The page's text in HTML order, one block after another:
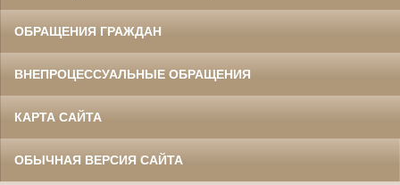
ОБРАЩЕНИЯ ГРАЖДАН
ВНЕПРОЦЕССУАЛЬНЫЕ ОБРАЩЕНИЯ
КАРТА САЙТА
ОБЫЧНАЯ ВЕРСИЯ САЙТА